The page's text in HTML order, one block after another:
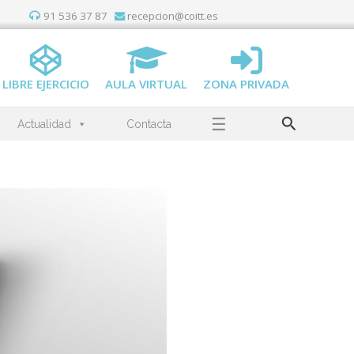
91 536 37 87 recepcion@coitt.es
LIBRE EJERCICIO AULA VIRTUAL ZONA PRIVADA
Actualidad Contacta ☰ Buscar